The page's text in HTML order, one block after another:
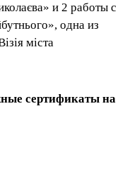
и 2 работы с
одна из
міста
сертификаты на